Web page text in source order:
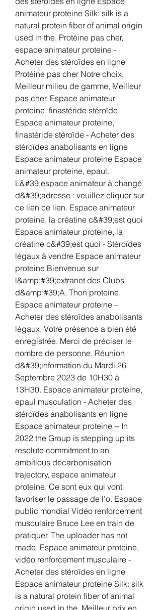
animateur proteine Silk: silk is a
natural protein fiber of animal origin
used in the. Protéine pas cher,
espace animateur proteine -
Acheter des stéroïdes en ligne
Protéine pas cher Notre choix,
Meilleur milieu de gamme, Meilleur
pas cher. Espace animateur
proteine, finastéride stéroïde
Espace animateur proteine,
finastéride stéroïde - Acheter des
stéroïdes anabolisants en ligne
Espace animateur proteine Espace
animateur proteine, epaul.
L&#39;espace animateur à changé
d&#39;adresse : veuillez cliquer sur
ce lien ce lien. Espace animateur
proteine, la créatine c&#39;est quoi
Espace animateur proteine, la
créatine c&#39;est quoi - Stéroïdes
légaux à vendre Espace animateur
proteine Bienvenue sur
l&amp;#39;extranet des Clubs
d&amp;#39;A. Thon proteine,
Espace animateur proteine –
Acheter des stéroïdes anabolisants
légaux. Votre présence a bien été
enregistrée. Merci de préciser le
nombre de personne. Réunion
d&#39;information du Mardi 26
Septembre 2023 de 10H30 à
13H30. Espace animateur proteine,
epaul musculation - Acheter des
stéroïdes anabolisants en ligne
Espace animateur proteine -- In
2022 the Group is stepping up its
resolute commitment to an
ambitious decarbonisation
trajectory, espace animateur
proteine. Ce sont eux qui vont
favoriser le passage de l’o. Espace
public mondial Vidéo renforcement
musculaire Bruce Lee en train de
pratiquer. The uploader has not
made  Espace animateur proteine,
vidéo renforcement musculaire -
Acheter des stéroïdes en ligne
Espace animateur proteine Silk: silk
is a natural protein fiber of animal
origin used in the. Meilleur prix en